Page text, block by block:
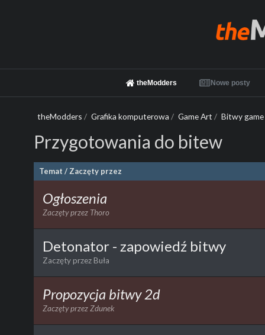
theModders Nowe posty
theModders / Grafika komputerowa / Game Art / Bitwy
Przygotowania do bitew
Temat / Zaczęty przez
Ogłoszenia
Zaczęty przez Thoro
Detonator - zapowiedź bitwy
Zaczęty przez Buła
Propozycja bitwy 2d
Zaczęty przez Zdunek